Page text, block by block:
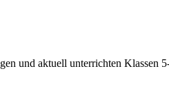
und aktuell unterrichten Klassen